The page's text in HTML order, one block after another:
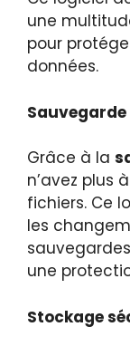
une
pour
données.
Grâce à la
n’avez plus
fichiers. Ce
les
une
Stockage